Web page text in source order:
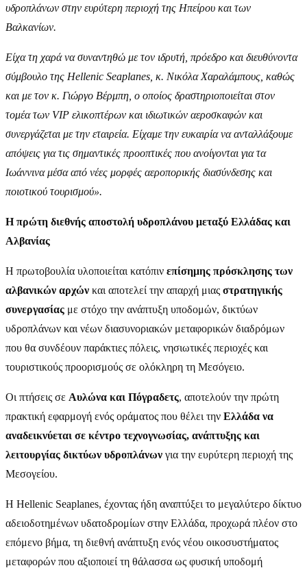
υδροπλάνων στην ευρύτερη περιοχή της Ηπείρου και των
Βαλκανίων.
Είχα τη χαρά να συναντηθώ με τον ιδρυτή, πρόεδρο και διευθύνοντα
σύμβουλο της Hellenic Seaplanes, κ. Νικόλα Χαραλάμπους, καθώς
και με τον κ. Γιώργο Βέρμπη, ο οποίος δραστηριοποιείται στον
τομέα των VIP ελικοπτέρων και ιδιωτικών αεροσκαφών και
συνεργάζεται με την εταιρεία. Είχαμε την ευκαιρία να ανταλλάξουμε
απόψεις για τις σημαντικές προοπτικές που ανοίγονται για τα
Ιωάννινα μέσα από νέες μορφές αεροπορικής διασύνδεσης και
ποιοτικού τουρισμού».
H πρώτη διεθνής αποστολή υδροπλάνου μεταξύ Ελλάδας και
Αλβανίας
Η πρωτοβουλία υλοποιείται κατόπιν επίσημης πρόσκλησης των
αλβανικών αρχών και αποτελεί την απαρχή μιας στρατηγικής
συνεργασίας με στόχο την ανάπτυξη υποδομών, δικτύων
υδροπλάνων και νέων διασυνοριακών μεταφορικών διαδρόμων
που θα συνδέουν παράκτιες πόλεις, νησιωτικές περιοχές και
τουριστικούς προορισμούς σε ολόκληρη τη Μεσόγειο.
Οι πτήσεις σε Αυλώνα και Πόγραδετς, αποτελούν την πρώτη
πρακτική εφαρμογή ενός οράματος που θέλει την Ελλάδα να
αναδεικνύεται σε κέντρο τεχνογνωσίας, ανάπτυξης και
λειτουργίας δικτύων υδροπλάνων για την ευρύτερη περιοχή της
Μεσογείου.
Η Hellenic Seaplanes, έχοντας ήδη αναπτύξει το μεγαλύτερο δίκτυο
αδειοδοτημένων υδατοδρομίων στην Ελλάδα, προχωρά πλέον στο
επόμενο βήμα, τη διεθνή ανάπτυξη ενός νέου οικοσυστήματος
μεταφορών που αξιοποιεί τη θάλασσα ως φυσική υποδομή